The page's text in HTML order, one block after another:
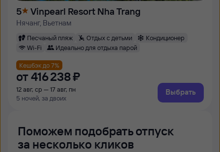
5 Vinpearl Resort Nha Trang
Нячанг, Вьетнам
Песчаный пляж Отдых с детьми
Кондиционер
Wi-Fi
Идеально для отдыха парой
Кешбэк до 7%
от 416 ⁠238 ⁠₽
12 авг, ср — 17 авг, пн
5 ночей, за двоих
Выбрать
Поможем подобрать отпуск
за несколько кликов